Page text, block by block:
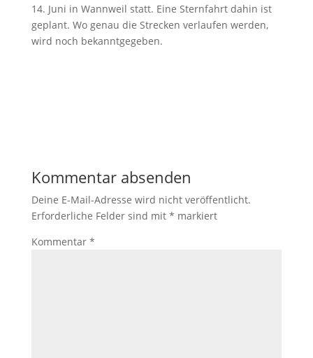
14. Juni in Wannweil statt. Eine Sternfahrt dahin ist
geplant. Wo genau die Strecken verlaufen werden,
wird noch bekanntgegeben.
Kommentar absenden
Deine E-Mail-Adresse wird nicht veröffentlicht.
Erforderliche Felder sind mit * markiert
Kommentar *